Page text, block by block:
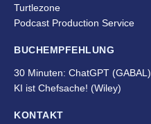
Turtlezone
Podcast Production Service
BUCHEMPFEHLUNG
30 Minuten: ChatGPT (GABAL)
KI ist Chefsache! (Wiley)
KONTAKT